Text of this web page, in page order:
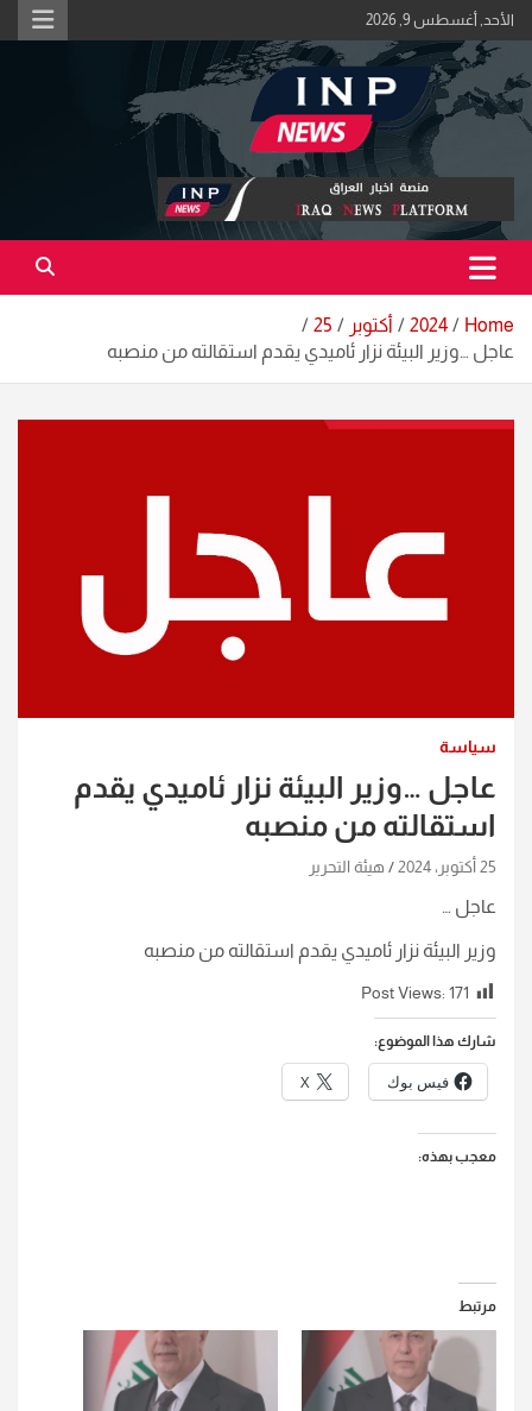
Skip
to
content
الأحد, أغسطس 9, 2026
منصة اخبار العراق
اكبر منصة خبرية في العراق | #الحقيقة_اولاً
Home
2024 أكتوبر
25
عاجل …وزير البيئة نزار ئاميدي يقدم استقالته من منصبه
سياسة
عاجل …وزير البيئة نزار ئاميدي يقدم
استقالته من منصبه
25 أكتوبر، 2024 هيئة التحرير
عاجل …
وزير البيئة نزار ئاميدي يقدم استقالته من منصبه
Post Views: 171
شارك هذا الموضوع:
فيس بوك X
معجب بهذه:
مرتبط